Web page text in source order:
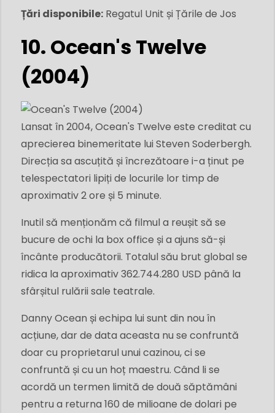
Țări disponibile: Regatul Unit și Țările de Jos
10. Ocean's Twelve
(2004)
Lansat în 2004, Ocean's Twelve este creditat cu
aprecierea binemeritate lui Steven Soderbergh.
Direcția sa ascuțită și încrezătoare i-a ținut pe
telespectatori lipiți de locurile lor timp de
aproximativ 2 ore și 5 minute.
Inutil să menționăm că filmul a reușit să se
bucure de ochi la box office și a ajuns să-și
încânte producătorii. Totalul său brut global se
ridica la aproximativ 362.744.280 USD până la
sfârșitul rulării sale teatrale.
Danny Ocean și echipa lui sunt din nou în
acțiune, dar de data aceasta nu se confruntă
doar cu proprietarul unui cazinou, ci se
confruntă și cu un hoț maestru. Când li se
acordă un termen limită de două săptămâni
pentru a returna 160 de milioane de dolari pe